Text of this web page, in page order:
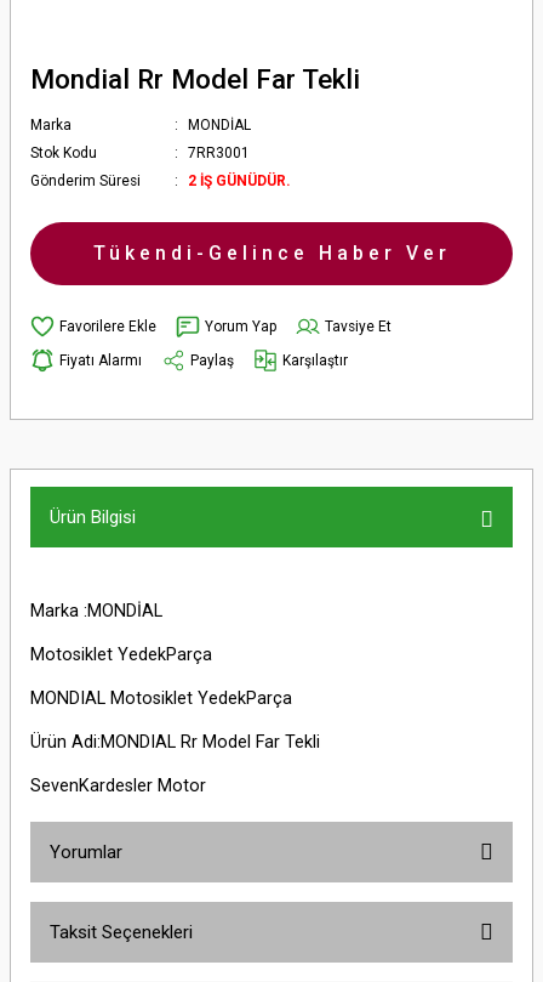
Mondial Rr Model Far Tekli
Marka
MONDİAL
Stok Kodu
7RR3001
Gönderim Süresi
2 İŞ GÜNÜDÜR.
Tükendi-Gelince Haber Ver
Yorum Yap
Tavsiye Et
Fiyatı Alarmı
Paylaş Karşılaştır
Ürün Bilgisi
Marka :MONDİAL
Motosiklet YedekParça
MONDIAL Motosiklet YedekParça
Ürün Adi:MONDIAL Rr Model Far Tekli
SevenKardesler Motor
Yorumlar
Taksit Seçenekleri